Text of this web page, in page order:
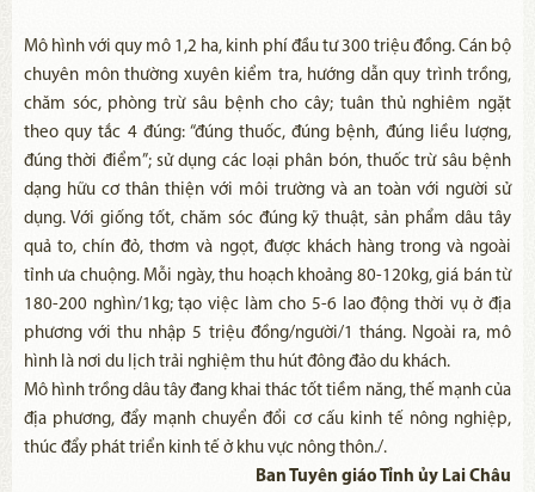
Mô hình với quy mô 1,2 ha, kinh phí đầu tư 300 triệu đồng. Cán bộ
chuyên môn thường xuyên kiểm tra, hướng dẫn quy trình trồng,
chăm sóc, phòng trừ sâu bệnh cho cây; tuân thủ nghiêm ngặt
theo quy tắc 4 đúng: “đúng thuốc, đúng bệnh, đúng liều lượng,
đúng thời điểm”; sử dụng các loại phân bón, thuốc trừ sâu bệnh
dạng hữu cơ thân thiện với môi trường và an toàn với người sử
dụng. Với giống tốt, chăm sóc đúng kỹ thuật, sản phẩm dâu tây
quả to, chín đỏ, thơm và ngọt, được khách hàng trong và ngoài
tỉnh ưa chuộng. Mỗi ngày, thu hoạch khoảng 80-120kg, giá bán từ
180-200 nghìn/1kg; tạo việc làm cho 5-6 lao động thời vụ ở địa
phương với thu nhập 5 triệu đồng/người/1 tháng. Ngoài ra, mô
hình là nơi du lịch trải nghiệm thu hút đông đảo du khách.
Mô hình trồng dâu tây đang khai thác tốt tiềm năng, thế mạnh của
địa phương, đẩy mạnh chuyển đổi cơ cấu kinh tế nông nghiệp,
thúc đẩy phát triển kinh tế ở khu vực nông thôn./.
Ban Tuyên giáo Tỉnh ủy Lai Châu